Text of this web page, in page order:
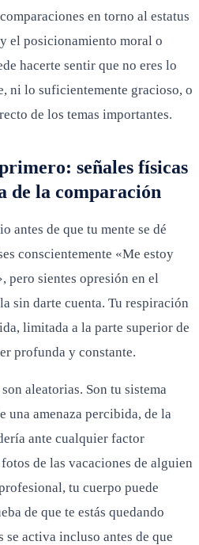
en torno al estatus
el posicionamiento moral o
hacerte sentir que no eres lo
ni lo suficientemente gracioso, o
de los temas importantes.
señales físicas
de la comparación
antes de que tu mente se dé
conscientemente «Me estoy
pero sientes opresión en el
sin darte cuenta. Tu respiración
limitada a la parte superior de
profunda y constante.
aleatorias. Son tu sistema
una amenaza percibida, de la
ante cualquier factor
de las vacaciones de alguien
tu cuerpo puede
de que te estás quedando
se activa incluso antes de que